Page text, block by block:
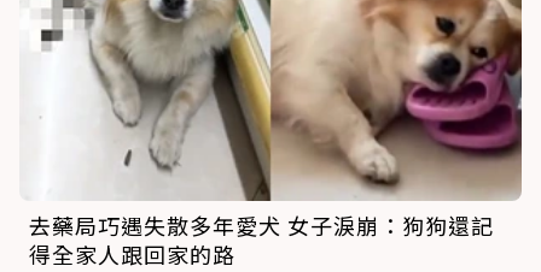
去藥局巧遇失散多年愛犬 女子淚崩：狗狗還記
得全家人跟回家的路